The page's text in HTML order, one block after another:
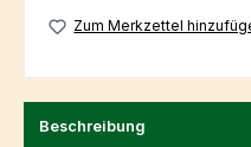
Zum Merkzettel
Beschreibung